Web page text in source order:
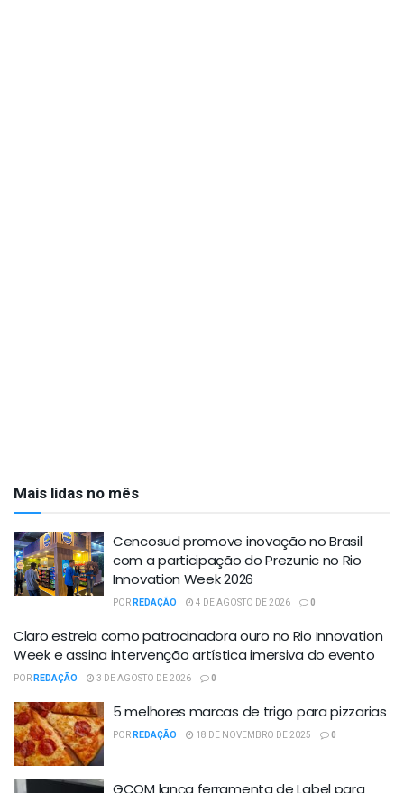
Mais lidas no mês
Cencosud promove inovação no Brasil
com a participação do Prezunic no Rio
Innovation Week 2026
PORREDAÇÃO 4 DE AGOSTO DE 2026 0
Claro estreia como patrocinadora ouro no Rio Innovation
Week e assina intervenção artística imersiva do evento
PORREDAÇÃO 3 DE AGOSTO DE 2026 0
5 melhores marcas de trigo para pizzarias
PORREDAÇÃO 18 DE NOVEMBRO DE 2025 0
GCOM lança ferramenta de Label para